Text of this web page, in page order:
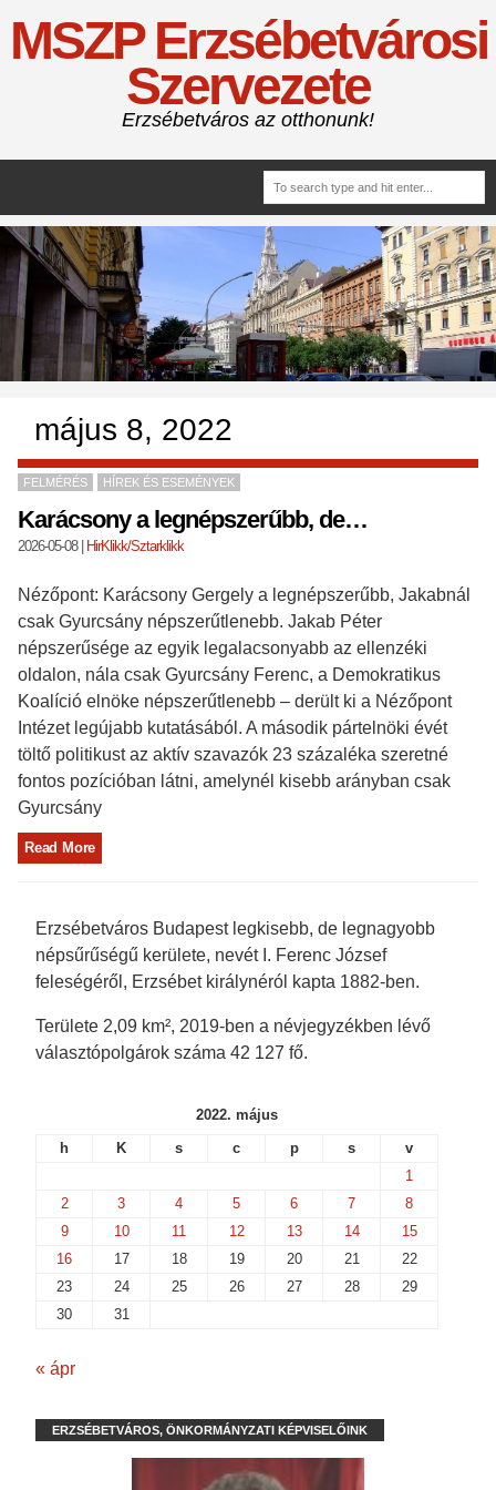
MSZP Erzsébetvárosi
Szervezete
Erzsébetváros az otthonunk!
május 8, 2022
FELMÉRÉS HÍREK ÉS ESEMÉNYEK
Karácsony a legnépszerűbb, de…
2026-05-08| HirKlikk/Sztarklikk
Nézőpont: Karácsony Gergely a legnépszerűbb, Jakabnál
csak Gyurcsány népszerűtlenebb. Jakab Péter
népszerűsége az egyik legalacsonyabb az ellenzéki
oldalon, nála csak Gyurcsány Ferenc, a Demokratikus
Koalíció elnöke népszerűtlenebb – derült ki a Nézőpont
Intézet legújabb kutatásából. A második pártelnöki évét
töltő politikust az aktív szavazók 23 százaléka szeretné
fontos pozícióban látni, amelynél kisebb arányban csak
Gyurcsány
Read More
Erzsébetváros Budapest legkisebb, de legnagyobb
népsűrűségű kerülete, nevét I. Ferenc József
feleségéről, Erzsébet királynéról kapta 1882-ben.
Területe 2,09 km², 2019-ben a névjegyzékben lévő
választópolgárok száma 42 127 fő.
2022. május
h
K s c p s
v
1
2
3 4 5 6 7
8
9
10 11 12 13 14
15
16
17 18 19 20 21
22
23
24 25 26 27 28
29
30
31
« ápr
ERZSÉBETVÁROS, ÖNKORMÁNYZATI KÉPVISELŐINK